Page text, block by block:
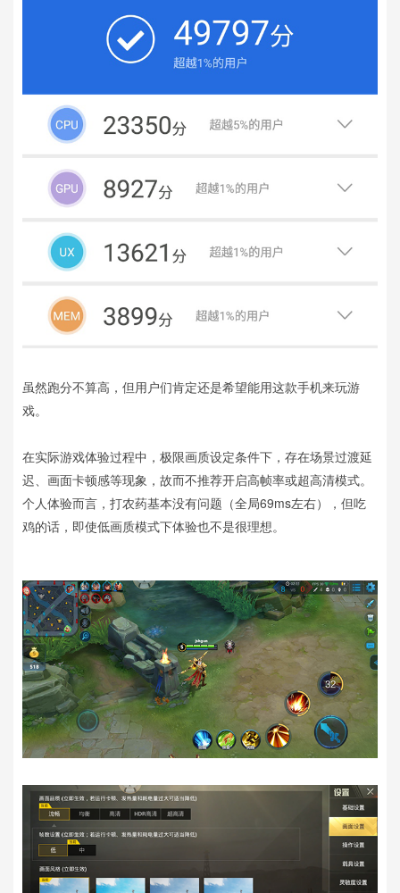
虽然跑分不算高，但用户们肯定还是希望能用这款手机来玩游
戏。
在实际游戏体验过程中，极限画质设定条件下，存在场景过渡延
迟、画面卡顿感等现象，故而不推荐开启高帧率或超高清模式。
个人体验而言，打农药基本没有问题（全局69ms左右），但吃
鸡的话，即使低画质模式下体验也不是很理想。